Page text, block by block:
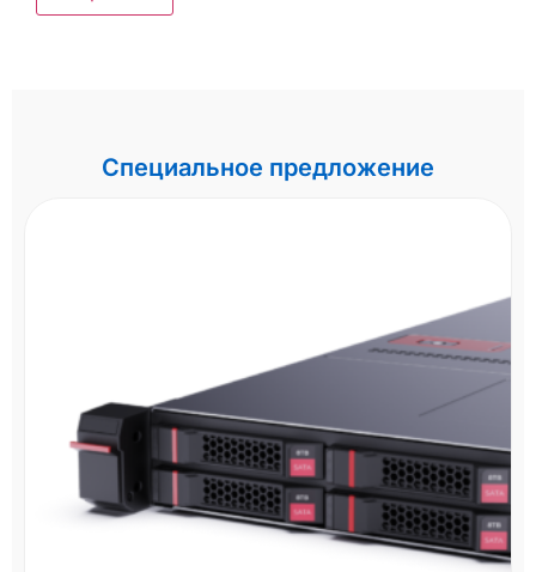
Специальное предложение